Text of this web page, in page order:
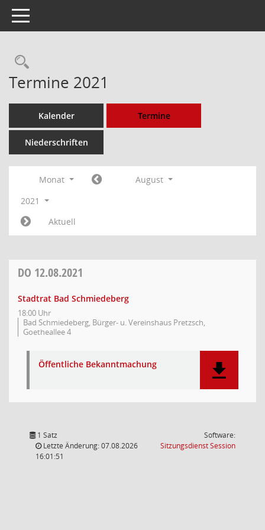
Toggle navigation
Rechercheauswahl
Termine 2021
Kalender Termine
Niederschriften
Monat
August
2021
Aktuell
DO 12.08.2021
Stadtrat Bad Schmiedeberg
18:00 Uhr
Bad Schmiedeberg, Bürger- u. Vereinshaus Pretzsch,
Goetheallee 4
Öffentliche Bekanntmachung
1 Satz
Letzte Änderung: 07.08.2026
16:01:51
Software:
SitzungsdienstSession(Wird in